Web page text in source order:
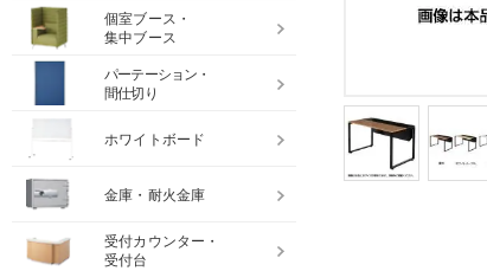
個室ブース・
集中ブース
パーテーション・
間仕切り
ホワイトボード
金庫・耐火金庫
受付カウンター・
受付台